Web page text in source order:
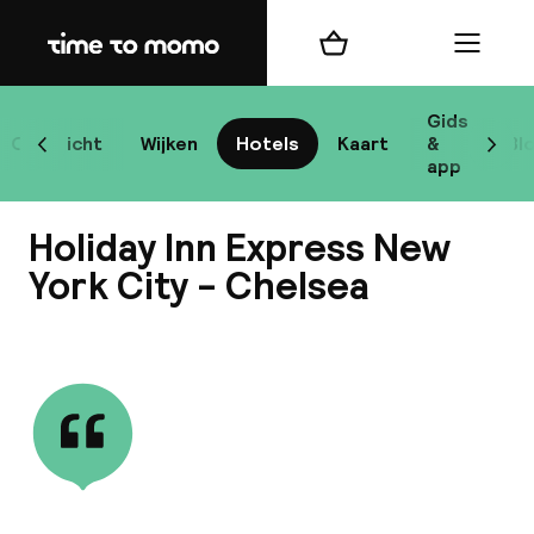
Home
Overzicht Wijken Hotels Kaart
Gids
&
app
Scroll naar links
Winkelmand Menu
Holiday Inn Express New
York City - Chelsea